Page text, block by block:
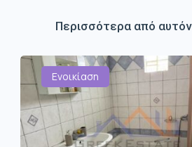
Περισσότερα από
Ενοικίαση